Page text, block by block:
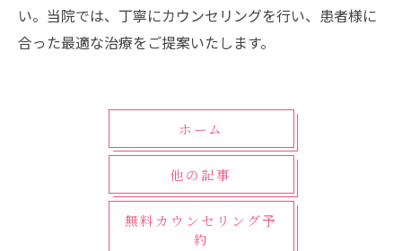
い。当院では、丁寧にカウンセリングを行い、患者様に
合った最適な治療をご提案いたします。
ホーム
他の記事
無料カウンセリング予
約